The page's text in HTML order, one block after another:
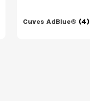
Cuves AdBlue® (4)